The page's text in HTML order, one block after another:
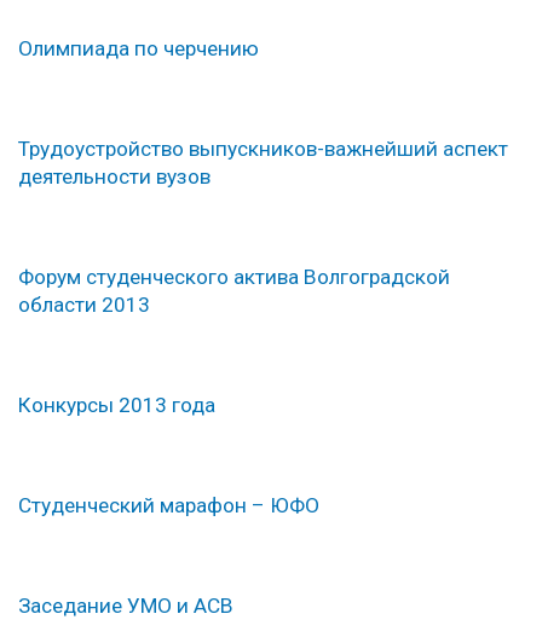
Олимпиада по черчению
Трудоустройство выпускников-важнейший аспект
деятельности вузов
Форум студенческого актива Волгоградской
области 2013
Конкурсы 2013 года
Студенческий марафон – ЮФО
Заседание УМО и АСВ